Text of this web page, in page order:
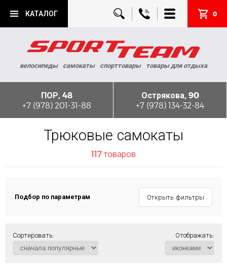
КАТАЛОГ 0
велосипеды самокаты спорттовары товары для отдыха
ПОР, 48
+7 (978) 201-31-88
Острякова, 90
+7 (978) 134-32-84
Трюковые самокаты
117 товаров
Подбор по параметрам Открыть фильтры
Сортировать: Отображать: